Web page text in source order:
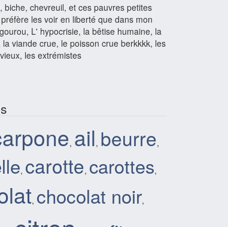
biche, chevreuil, et ces pauvres petites
les voir en liberté que dans mon
L' hypocrisie, la bêtise humaine, la
la viande crue, le poisson crue berkkkk, les
les extrémistes
, ail, beurre,
, carotte, carottes,
, chocolat noir,